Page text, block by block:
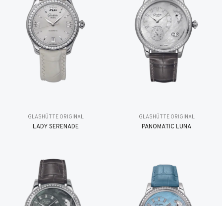
GLASHÜTTE ORIGINAL
LADY SERENADE
GLASHÜTTE ORIGINAL
PANOMATIC LUNA